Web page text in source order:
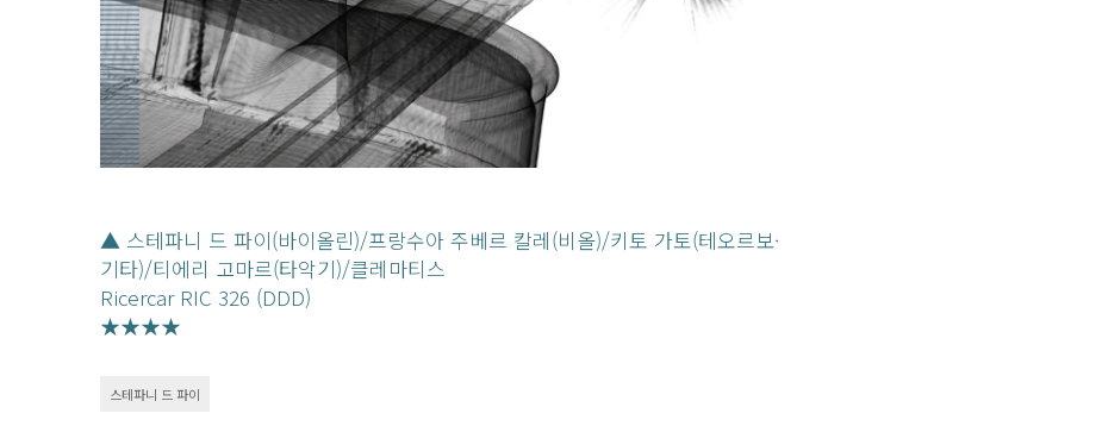
▲ 스테파니 드 파이(바이올린)/프랑수아 주베르 칼레(비올)/키토 가토(테오르보·
기타)/티에리 고마르(타악기)/클레마티스
Ricercar RIC 326 (DDD)
★★★★
스테파니 드 파이